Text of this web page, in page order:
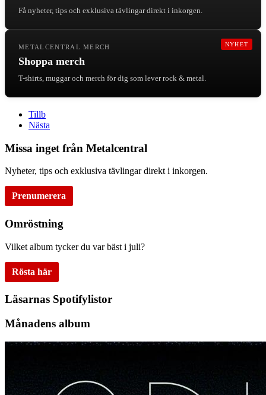
Få nyheter, tips och exklusiva tävlingar direkt i inkorgen.
NYHET
METALCENTRAL MERCH
Shoppa merch
T-shirts, muggar och merch för dig som lever rock & metal.
Tillb
Nästa
Missa inget från Metalcentral
Nyheter, tips och exklusiva tävlingar direkt i inkorgen.
Prenumerera
Omröstning
Vilket album tycker du var bäst i juli?
Rösta här
Läsarnas Spotifylistor
Månadens album